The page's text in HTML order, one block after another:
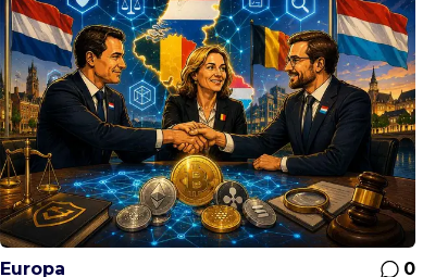
Europa
0